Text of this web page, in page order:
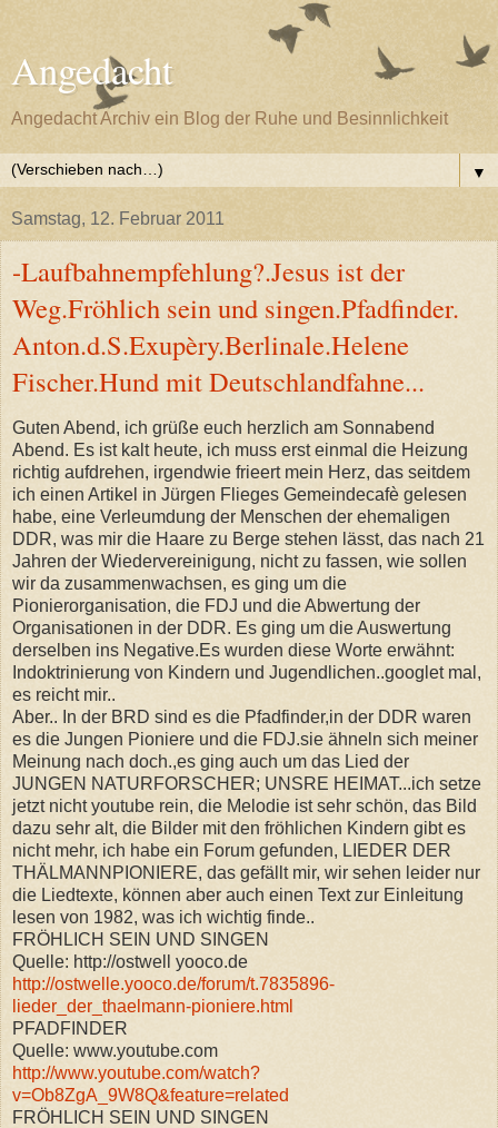
Angedacht
Angedacht Archiv ein Blog der Ruhe und Besinnlichkeit
▼
Samstag, 12. Februar 2011
-Laufbahnempfehlung?.Jesus ist der
Weg.Fröhlich sein und singen.Pfadfinder.
Anton.d.S.Exupèry.Berlinale.Helene
Fischer.Hund mit Deutschlandfahne...
Guten Abend, ich grüße euch herzlich am Sonnabend
Abend. Es ist kalt heute, ich muss erst einmal die Heizung
richtig aufdrehen, irgendwie frieert mein Herz, das seitdem
ich einen Artikel in Jürgen Flieges Gemeindecafè gelesen
habe, eine Verleumdung der Menschen der ehemaligen
DDR, was mir die Haare zu Berge stehen lässt, das nach 21
Jahren der Wiedervereinigung, nicht zu fassen, wie sollen
wir da zusammenwachsen, es ging um die
Pionierorganisation, die FDJ und die Abwertung der
Organisationen in der DDR. Es ging um die Auswertung
derselben ins Negative.Es wurden diese Worte erwähnt:
Indoktrinierung von Kindern und Jugendlichen..googlet mal,
es reicht mir..
Aber.. In der BRD sind es die Pfadfinder,in der DDR waren
es die Jungen Pioniere und die FDJ.sie ähneln sich meiner
Meinung nach doch.,es ging auch um das Lied der
JUNGEN NATURFORSCHER; UNSRE HEIMAT...ich setze
jetzt nicht youtube rein, die Melodie ist sehr schön, das Bild
dazu sehr alt, die Bilder mit den fröhlichen Kindern gibt es
nicht mehr, ich habe ein Forum gefunden, LIEDER DER
THÄLMANNPIONIERE, das gefällt mir, wir sehen leider nur
die Liedtexte, können aber auch einen Text zur Einleitung
lesen von 1982, was ich wichtig finde..
FRÖHLICH SEIN UND SINGEN
Quelle: http://ostwell yooco.de
http://ostwelle.yooco.de/forum/t.7835896-
lieder_der_thaelmann-pioniere.html
PFADFINDER
Quelle: www.youtube.com
http://www.youtube.com/watch?
v=Ob8ZgA_9W8Q&feature=related
FRÖHLICH SEIN UND SINGEN